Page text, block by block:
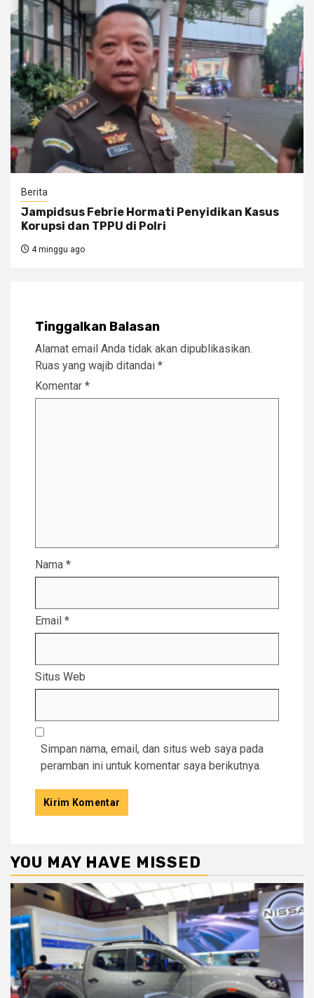
Berita
Jampidsus Febrie Hormati Penyidikan Kasus
Korupsi dan TPPU di Polri
4 minggu ago
Tinggalkan Balasan
Alamat email Anda tidak akan dipublikasikan.
Ruas yang wajib ditandai *
Komentar *
Nama *
Email *
Situs Web
Simpan nama, email, dan situs web saya pada
peramban ini untuk komentar saya berikutnya.
YOU MAY HAVE MISSED